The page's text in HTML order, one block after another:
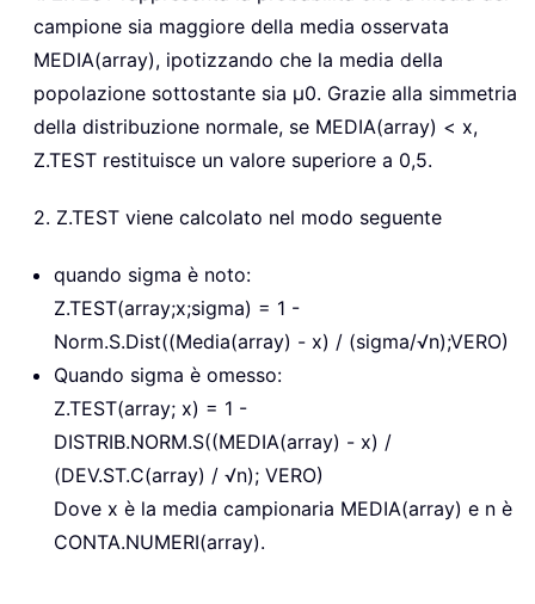
campione sia maggiore della media osservata
MEDIA(array), ipotizzando che la media della
popolazione sottostante sia μ0. Grazie alla simmetria
della distribuzione normale, se MEDIA(array) < x,
Z.TEST restituisce un valore superiore a 0,5.
2. Z.TEST viene calcolato nel modo seguente
quando sigma è noto:
Z.TEST(array;x;sigma) = 1 -
Norm.S.Dist((Media(array) - x) / (sigma/√n);VERO)
Quando sigma è omesso:
Z.TEST(array; x) = 1 -
DISTRIB.NORM.S((MEDIA(array) - x) /
(DEV.ST.C(array) / √n); VERO)
Dove x è la media campionaria MEDIA(array) e n è
CONTA.NUMERI(array).